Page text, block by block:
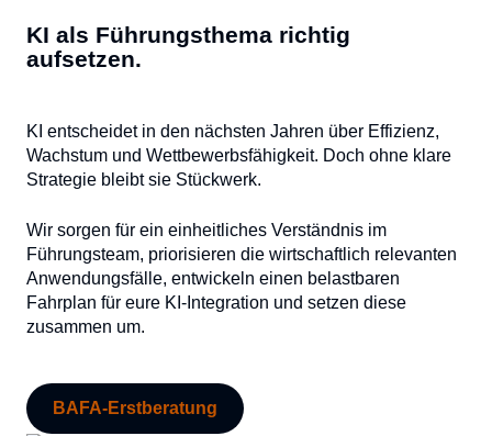
KI als Führungsthema richtig
aufsetzen.
KI entscheidet in den nächsten Jahren über Effizienz,
Wachstum und Wettbewerbsfähigkeit. Doch ohne klare
Strategie bleibt sie Stückwerk.
Wir sorgen für ein einheitliches Verständnis im
Führungsteam, priorisieren die wirtschaftlich relevanten
Anwendungsfälle, entwickeln einen belastbaren
Fahrplan für eure KI-Integration und setzen diese
zusammen um.
BAFA-Erstberatung